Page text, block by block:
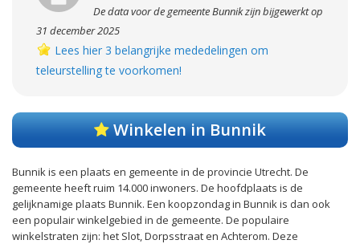
De data voor de gemeente Bunnik zijn bijgewerkt op
31 december 2025
Lees hier 3 belangrijke mededelingen om
teleurstelling te voorkomen!
Winkelen in Bunnik
Bunnik is een plaats en gemeente in de provincie Utrecht. De
gemeente heeft ruim 14.000 inwoners. De hoofdplaats is de
gelijknamige plaats Bunnik. Een koopzondag in Bunnik is dan ook
een populair winkelgebied in de gemeente. De populaire
winkelstraten zijn: het Slot, Dorpsstraat en Achterom. Deze